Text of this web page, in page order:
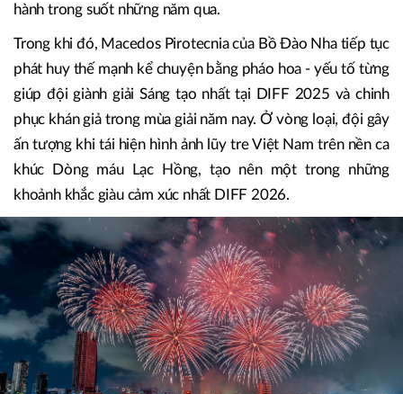
hành trong suốt những năm qua.
Trong khi đó, Macedos Pirotecnia của Bồ Đào Nha tiếp tục
phát huy thế mạnh kể chuyện bằng pháo hoa - yếu tố từng
giúp đội giành giải Sáng tạo nhất tại DIFF 2025 và chinh
phục khán giả trong mùa giải năm nay. Ở vòng loại, đội gây
ấn tượng khi tái hiện hình ảnh lũy tre Việt Nam trên nền ca
khúc Dòng máu Lạc Hồng, tạo nên một trong những
khoảnh khắc giàu cảm xúc nhất DIFF 2026.